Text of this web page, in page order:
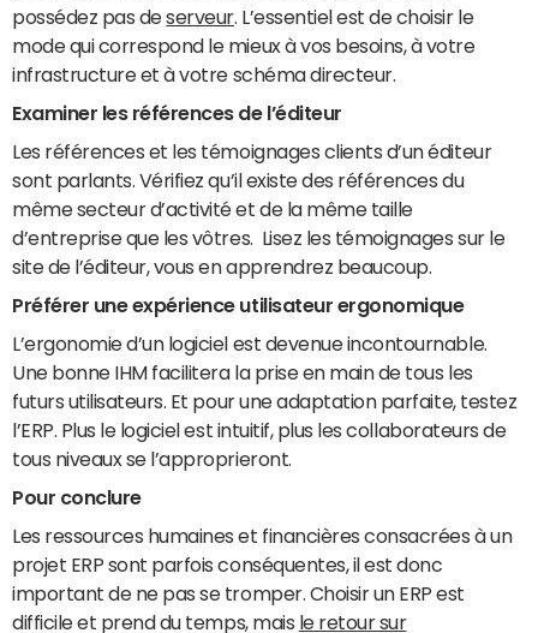
possédez pas deserveur. L’essentiel est de choisir le
mode qui correspond le mieux à vos besoins, à votre
infrastructure et à votre schéma directeur.
Examiner les références de l’éditeur
Les références et les témoignages clients d’un éditeur
sont parlants. Vérifiez qu’il existe des références du
même secteur d’activité et de la même taille
d’entreprise que les vôtres. Lisez les témoignages sur le
site de l’éditeur, vous en apprendrez beaucoup.
Préférer une expérience utilisateur ergonomique
L’ergonomie d’un logiciel est devenue incontournable.
Une bonne IHM facilitera la prise en main de tous les
futurs utilisateurs. Et pour une adaptation parfaite, testez
l’ERP. Plus le logiciel est intuitif, plus les collaborateurs de
tous niveaux se l’approprieront.
Pour conclure
Les ressources humaines et financières consacrées à un
projet ERP sont parfois conséquentes, il est donc
important de ne pas se tromper. Choisir un ERP est
difficile et prend du temps, mais le retour sur